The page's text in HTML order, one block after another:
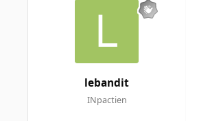
lebandit
INpactien